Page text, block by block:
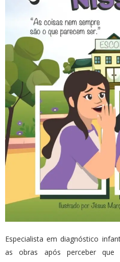
Especialista em diagnóstico
as obras após perceber que